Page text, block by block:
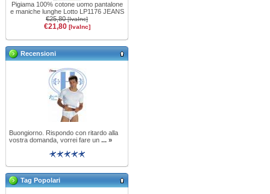
Pigiama 100% cotone uomo pantalone
e maniche lunghe Lotto LP1176 JEANS
€25,80[IvaInc]
€21,80 [IvaInc]
Recensioni
Buongiorno. Rispondo con ritardo alla
vostra domanda, vorrei fare un ... »
Tag Popolari